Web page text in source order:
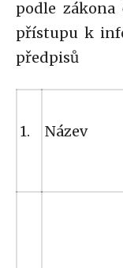
podle zákona
přístupu k
předpisů
1. Název